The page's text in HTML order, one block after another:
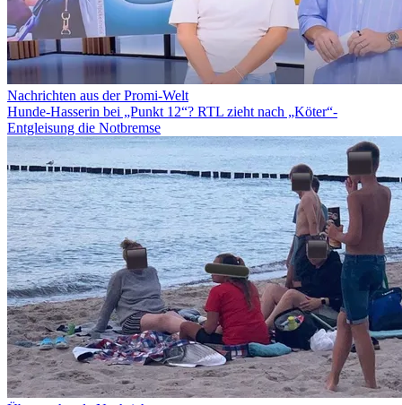
Nachrichten aus der Promi-Welt
Hunde-Hasserin bei „Punkt 12“? RTL zieht nach „Köter“-
Entgleisung die Notbremse